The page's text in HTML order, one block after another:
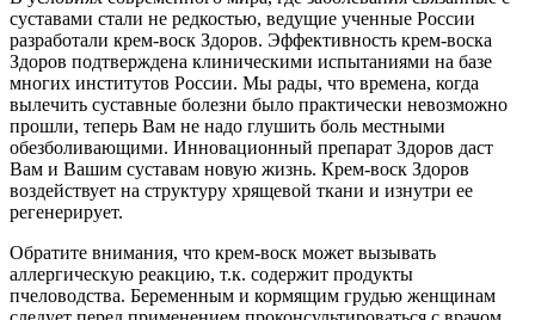
суставами стали не редкостью, ведущие ученные России
разработали крем-воск Здоров. Эффективность крем-воска
Здоров подтверждена клиническими испытаниями на базе
многих институтов России. Мы рады, что времена, когда
вылечить суставные болезни было практически невозможно
прошли, теперь Вам не надо глушить боль местными
обезболивающими. Инновационный препарат Здоров даст
Вам и Вашим суставам новую жизнь. Крем-воск Здоров
воздействует на структуру хрящевой ткани и изнутри ее
регенерирует.
Обратите внимания, что крем-воск может вызывать
аллергическую реакцию, т.к. содержит продукты
пчеловодства. Беременным и кормящим грудью женщинам